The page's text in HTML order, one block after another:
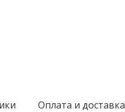
Оплата и доставка